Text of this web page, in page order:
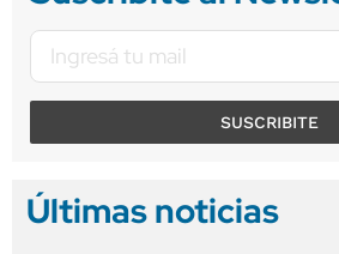
SUSCRIBITE
Últimas noticias